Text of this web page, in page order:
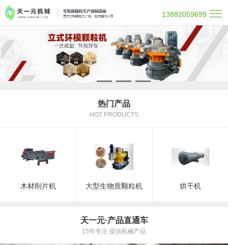
13882059699
热门产品
HOT PRODUCTS
木材削片机 大型生物质颗粒机 烘干机
天一元·产品直通车
15年专注·提供机械产品